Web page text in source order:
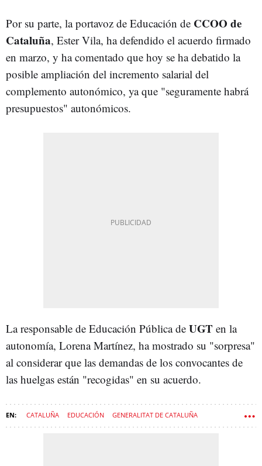
Por su parte, la portavoz de Educación de CCOO de
Cataluña, Ester Vila, ha defendido el acuerdo firmado
en marzo, y ha comentado que hoy se ha debatido la
posible ampliación del incremento salarial del
complemento autonómico, ya que "seguramente habrá
presupuestos" autonómicos.
La responsable de Educación Pública de UGT en la
autonomía, Lorena Martínez, ha mostrado su "sorpresa"
al considerar que las demandas de los convocantes de
las huelgas están "recogidas" en su acuerdo.
CATALUÑA EDUCACIÓN GENERALITAT DE CATALUÑA